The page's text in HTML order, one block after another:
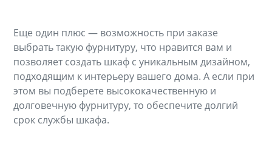
Еще один плюс — возможность при заказе
выбрать такую фурнитуру, что нравится вам и
позволяет создать шкаф с уникальным дизайном,
подходящим к интерьеру вашего дома. А если при
этом вы подберете высококачественную и
долговечную фурнитуру, то обеспечите долгий
срок службы шкафа.